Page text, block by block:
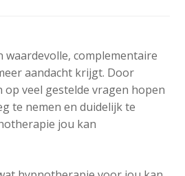
waardevolle, complementaire
aandacht krijgt. Door
veel gestelde vragen hopen
te nemen en duidelijk te
jou kan